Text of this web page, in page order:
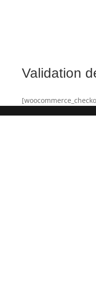
Validation